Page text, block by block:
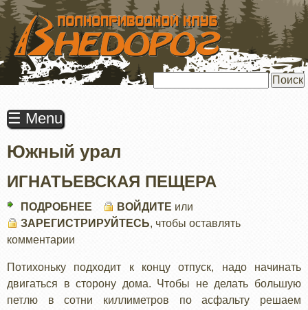
ПЕРЕЙТИ
ОСНОВНОМУ
СОДЕРЖАНИЮ
☰ Menu
Южный урал
ИГНАТЬЕВСКАЯ ПЕЩЕРА
ПОДРОБНЕЕ
ИГНАТЬЕВСКАЯ
ВОЙДИТЕ или
ЗАРЕГИСТРИРУЙТЕСЬ, чтобы оставлять
комментарии
Потихоньку подходит к концу отпуск, надо начинать
двигаться в сторону дома. Чтобы не делать большую
петлю в сотни киллиметров по асфальту решаем